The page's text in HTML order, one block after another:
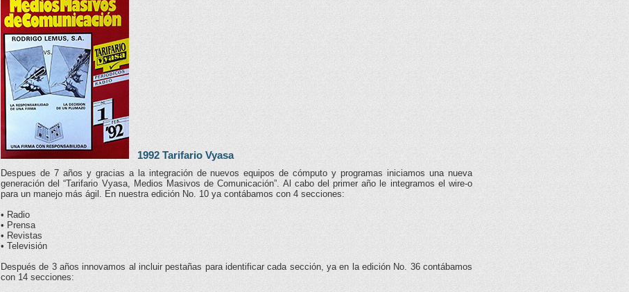
1992 Tarifario Vyasa
Despues de 7 años y gracias a la integración de nuevos equipos de cómputo y programas iniciamos una nueva
generación del “Tarifario Vyasa, Medios Masivos de Comunicación”. Al cabo del primer año le integramos el wire-o
para un manejo más ágil. En nuestra edición No. 10 ya contábamos con 4 secciones:
• Radio
• Prensa
• Revistas
• Televisión
Después de 3 años innovamos al incluir pestañas para identificar cada sección, ya en la edición No. 36 contábamos
con 14 secciones: